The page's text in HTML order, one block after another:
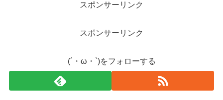
スポンサーリンク
スポンサーリンク
(´・ω・`)をフォローする